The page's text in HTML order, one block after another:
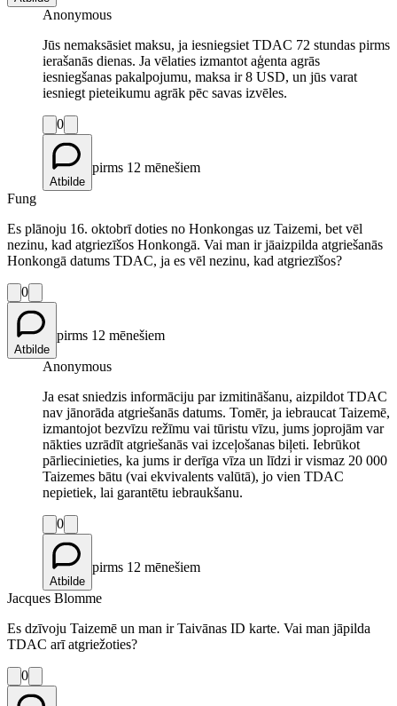
Anonymous
Jūs nemaksāsiet maksu, ja iesniegsiet TDAC 72 stundas pirms
ierašanās dienas. Ja vēlaties izmantot aģenta agrās
iesniegšanas pakalpojumu, maksa ir 8 USD, un jūs varat
iesniegt pieteikumu agrāk pēc savas izvēles.
0
Atbilde
pirms 12 mēnešiem
Fung
Es plānoju 16. oktobrī doties no Honkongas uz Taizemi, bet vēl
nezinu, kad atgriezīšos Honkongā. Vai man ir jāaizpilda atgriešanās
Honkongā datums TDAC, ja es vēl nezinu, kad atgriezīšos?
0
Atbilde
pirms 12 mēnešiem
Anonymous
Ja esat sniedzis informāciju par izmitināšanu, aizpildot TDAC
nav jānorāda atgriešanās datums. Tomēr, ja iebraucat Taizemē,
izmantojot bezvīzu režīmu vai tūristu vīzu, jums joprojām var
nākties uzrādīt atgriešanās vai izceļošanas biļeti. Iebrūkot
pārliecinieties, ka jums ir derīga vīza un līdzi ir vismaz 20 000
Taizemes bātu (vai ekvivalents valūtā), jo vien TDAC
nepietiek, lai garantētu iebraukšanu.
0
Atbilde
pirms 12 mēnešiem
Jacques Blomme
Es dzīvoju Taizemē un man ir Taivānas ID karte. Vai man jāpilda
TDAC arī atgriežoties?
0